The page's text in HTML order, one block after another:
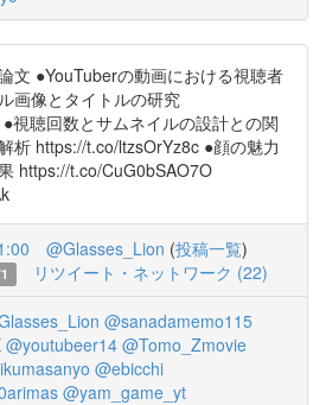
文 ●YouTuberの動画における視聴者
画像とタイトルの研究
視聴回数とサムネイルの設計との関
析 https://t.co/ltzsOrYz8c ●顔の魅力
https://t.co/CuG0bSAO7O
@Glasses_Lion (投稿一覧)
リツイート・ネットワーク (22)
@sanadamemo115
@youtubeer14 @Tomo_Zmovie
@ebicchi
@yam_game_yt